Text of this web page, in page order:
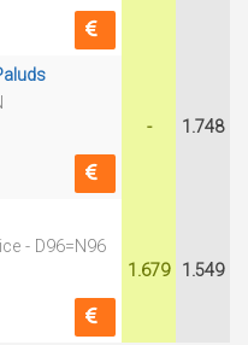
- 1.748
- D96=N96
1.679 1.549